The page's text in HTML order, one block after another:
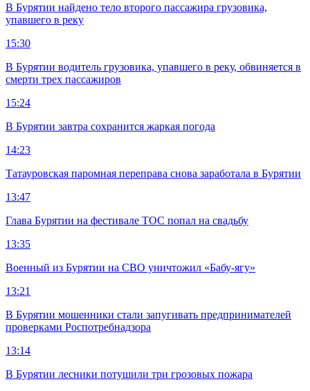
В Бурятии найдено тело второго пассажира грузовика,
упавшего в реку
15:30
В Бурятии водитель грузовика, упавшего в реку, обвиняется в
смерти трех пассажиров
15:24
В Бурятии завтра сохранится жаркая погода
14:23
Татауровская паромная переправа снова заработала в Бурятии
13:47
Глава Бурятии на фестивале ТОС попал на свадьбу
13:35
Военный из Бурятии на СВО уничтожил «Бабу-ягу»
13:21
В Бурятии мошенники стали запугивать предпринимателей
проверками Роспотребнадзора
13:14
В Бурятии лесники потушили три грозовых пожара